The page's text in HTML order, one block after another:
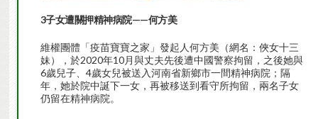
3子女遭關押精神病院——何方美
維權團體「疫苗寶寶之家」發起人何方美（網名：俠女十三
妹），於2020年10月與丈夫先後遭中國警察拘留，之後她與
6歲兒子、4歲女兒被送入河南省新鄉市一間精神病院；隔
年，她於院中誕下一女，再被移送到看守所拘留，兩名子女
仍留在精神病院。